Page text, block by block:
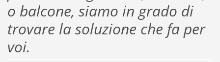
o balcone, siamo in grado di
trovare la soluzione che fa per
voi.